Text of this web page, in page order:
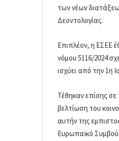
των νέων
Δεοντολογίας.
Επιπλέον, η ΕΣΕΕ
νόμου 5116/2024
ισχύει από την 1η
Τέθηκαν επίσης
βελτίωση του
αυτήν της
Ευρωπαϊκό